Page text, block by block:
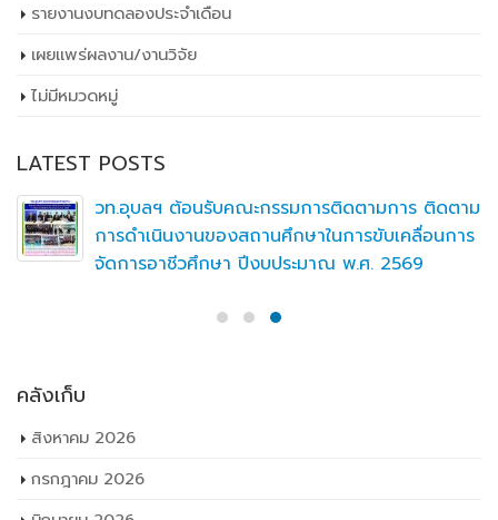
รายงานงบทดลองประจำเดือน
เผยเเพร่ผลงาน/งานวิจัย
ไม่มีหมวดหมู่
LATEST POSTS
วท.อุบลฯ ต้อนรับคณะกรรมการติดตามการ ติดตาม
การดำเนินงานของสถานศึกษาในการขับเคลื่อนการ
จัดการอาชีวศึกษา ปีงบประมาณ พ.ศ. 2569
คลังเก็บ
สิงหาคม 2026
กรกฎาคม 2026